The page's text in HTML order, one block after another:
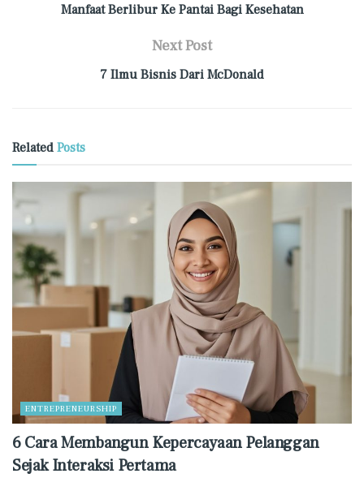
Manfaat Berlibur Ke Pantai Bagi Kesehatan
Next Post
7 Ilmu Bisnis Dari McDonald
Related Posts
ENTREPRENEURSHIP
6 Cara Membangun Kepercayaan Pelanggan
Sejak Interaksi Pertama